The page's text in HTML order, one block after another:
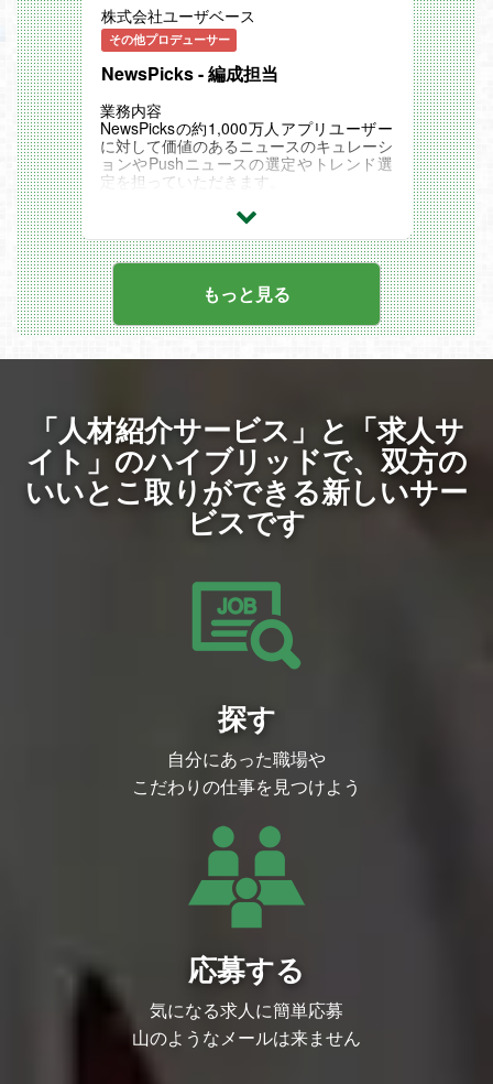
長できる環境があります。（副業可）
・「人のやる気への投資」というカルチャ
ーが根付いており、新卒中途や入社年次に
かかわらず、大きな裁量を持ってチャレン
ジできる環境です。
・現状維持にとどまらず新たな挑戦を歓迎
し、事業成長と個人の成長を相互に加速さ
せるカルチャーがあります。
▼開発環境
・クリエイティブのクオリティを高めるた
め、ご希望に応じて最適なゲーム開発環境
に必要な機材を手配するなど、クリエイタ
ー一人ひとりに対するインプットへの投資
を惜しみません。（例：機材等の開発環
境、勉強会参加にかかる費用、R&D等の
技術投資等）
・2019年に移転したオフィス「Abema To
wers」（渋谷）では、社員食堂やカフ
ど、従業員が快適に業務に取り組める環境
た有給奨励日や、目標達成度に応じた社員
旅行などリフレッシュを兼ねた福利厚生も
充実しております。
「業務内容」
DMM GAMEおよびAppStore、GooglePla
y向けにリリースするソーシャルゲームの
立ち上げ～リリース～運用を担うお仕事で
プロジェクトの根幹であるクオリティ/ス
ケジュール管理などの全体ディレクション
をご担当いただきます。
【具体的な業務内容】
・ゲームの全体方針/概要資料の制作
ィ/スケジュール管理
・社内外のステークホルダーとの折衝
・その他、プロジェクトの遂行に必要な各
種の業務
「DMM GAMESの強み」
・自社制作タイトルの売上のみにとらわれ
ず、プラットフォーマーとしても潤沢に原
資を
稼げており、リリースタイトル数も多いた
いる
規模感の中でタイトルをリリースできる
・ゲームだけでなくDMMグループ内にア
ニメ事業部などもあり、メディアミックス
をはじめ
幅の広い展開が可能
株式会社ユーザベース
その他プロデューサー
NewsPicks - 編成担当
業務内容
NewsPicksの約1,000万人アプリユーザー
に対して価値のあるニュースのキュレーシ
ョンやPushニュースの選定やトレンド選
定を担っていただきます。
国内外のニュースの価値判断をし、キュレ
幅広いテーマのニュースに対して、デイリ
ーで重要ニュースを選定し、アプリ/ウェ
ブトップに配置します
プッシュ通知で届けるニュースの選定（速
報含む）
定時プッシュ・速報プッシュで届けるニュ
ースを選定します。国内メディアだけでな
「話題をまとめ読み」欄のコンテンツ作成
「話題をまとめよみ」に掲載するニュース
トレンドの選定や、ニュースの理解を深め
るための関連記事をのピックアップします
※過去の「話題をまとめ読み」例
１．ユーザーの「反応」や「コメント」を
従来のメディアのキュレーション業務で
は、記事やニュースの配置を一方向で提供
することが多いですが、NewsPicksではユ
ーザーやプロピッカーのコメントという
「双方向のコミュニケーション」が大きな
かけとなり議論が生まれることもありま
軟性、オープンなカルチャー
NewsPicksはスタートアップの文化を持ち
ながらも、経済メディアとして独自のポジ
のスピードが速く、裁量権を持ちながら仕
由な発想や率直な意見交換が尊重されるた
め、自分らしさを存分に発揮できます。裁
実現したい方に最適な職場です。
３．多様なプロフェッショナル人材と一緒
に働くことができる
NewsPicksには多様なバックグラウンドを
持つ人材が集結しています。編集者や記
者、エンジニア、データアナリスト、マー
もっと見る
「人材紹介サービス」と「求人サ
イト」のハイブリッドで、双方の
いいとこ取りができる新しいサー
ビスです
探す
自分にあった職場や
こだわりの仕事を見つけよう
応募する
気になる求人に簡単応募
山のようなメールは来ません